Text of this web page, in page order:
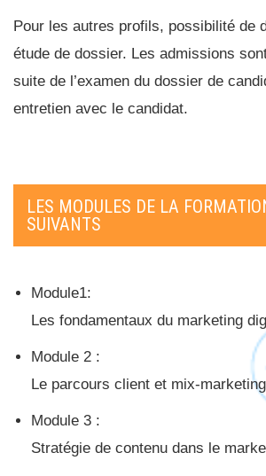
Pour les autres profils, possibilité de
étude de dossier. Les admissions
suite de l’examen du dossier de
entretien avec le candidat.
LES MODULES DE LA
SUIVANTS
Module1:
Les fondamentaux du marketing
Module 2 :
Le parcours client et mix-
Module 3 :
Stratégie de contenu dans le